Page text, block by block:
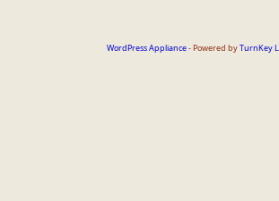
WordPress Appliance- Powered byTurnKey